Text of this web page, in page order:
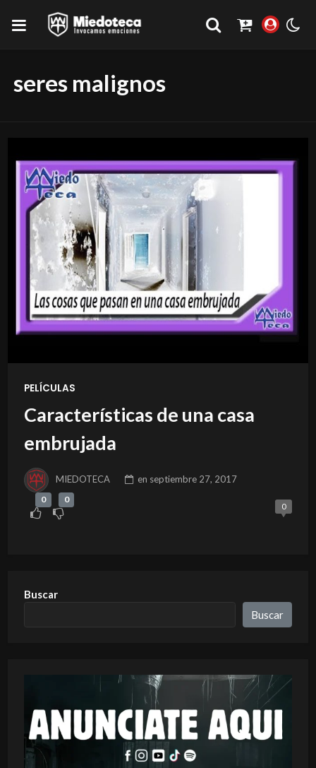
seres malignos
PELÍCULAS
Características de una casa
embrujada
MIEDOTECA en septiembre 27, 2017
0 0
0
Buscar
Buscar